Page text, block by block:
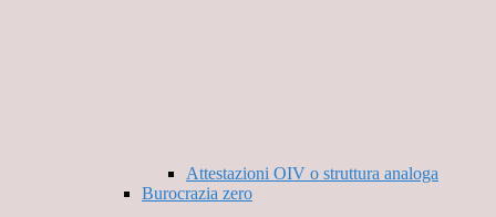
Attestazioni OIV o struttura analoga
Burocrazia zero